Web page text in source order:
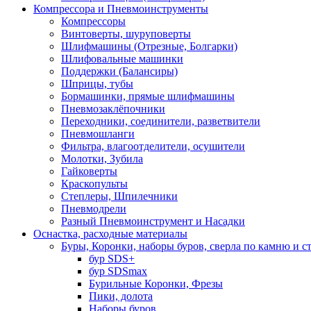
Компрессора и Пневмоинструменты
Компрессоры
Винтоверты, шуруповерты
Шлифмашины (Отрезные, Болгарки)
Шлифовальные машинки
Поддержки (Балансиры)
Шприцы, тубы
Бормашинки, прямые шлифмашины
Пневмозаклёпочники
Переходники, соединители, разветвители
Пневмошланги
Фильтра, влагоотделители, осушители
Молотки, Зубила
Гайковерты
Краскопульты
Степлеры, Шпилечники
Пневмодрели
Разный Пневмоинструмент и Насадки
Оснастка, расходные материалы
Буры, Коронки, наборы буров, сверла по камню и
бур SDS+
бур SDSmax
Бурильные Коронки, Фрезы
Пики, долота
Наборы буров